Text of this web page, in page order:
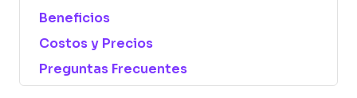
Beneficios
Costos y Precios
Preguntas Frecuentes